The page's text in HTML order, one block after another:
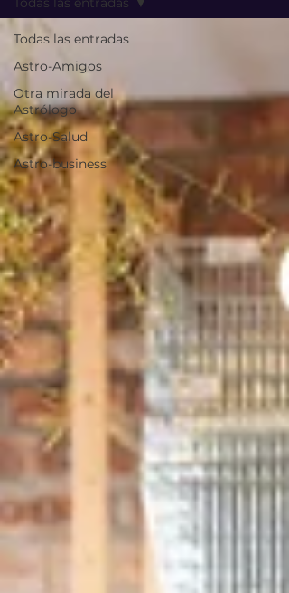
Todas las entradas
Astro-Amigos
Otra mirada del
Astrólogo
Astro-Salud
Astro-business